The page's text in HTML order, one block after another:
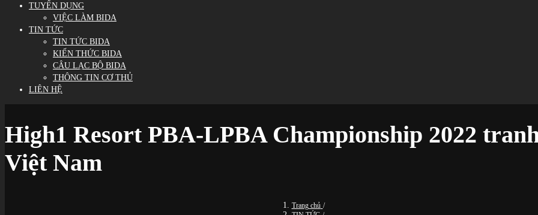
TUYỂN DỤNG
VIỆC LÀM BIDA
TIN TỨC
TIN TỨC BIDA
KIẾN THỨC BIDA
CÂU LẠC BỘ BIDA
THÔNG TIN CƠ THỦ
LIÊN HỆ
High1 Resort PBA-LPBA Championship 2022
Việt Nam
Trang chủ /